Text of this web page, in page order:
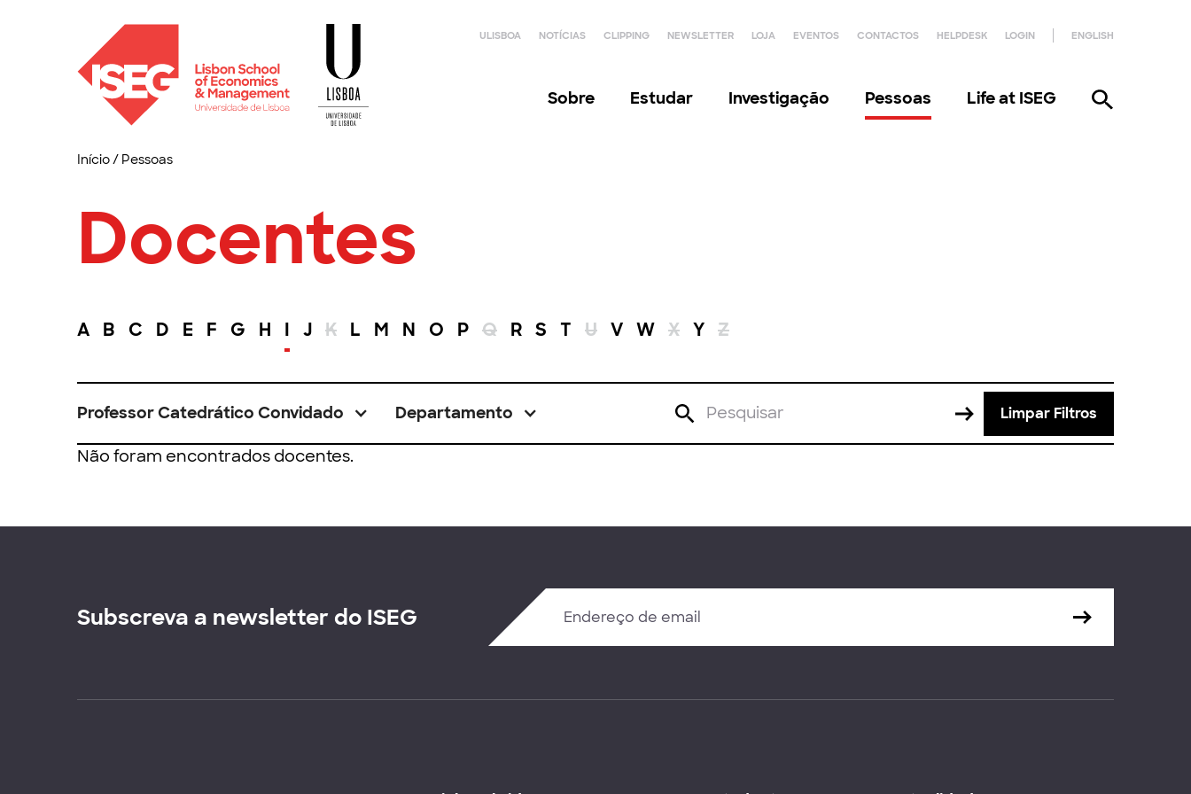
ULISBOA NOTÍCIAS CLIPPING NEWSLETTER LOJA EVENTOS CONTACTOS HELPDESK LOGIN ENGLISH
Sobre Estudar Investigação Pessoas Life at ISEG
Início/ Pessoas
Docentes
A B C D E F G H I J K L M N O P Q R S T U V W X Y Z
Professor Catedrático Convidado Departamento Limpar Filtros
Não foram encontrados docentes.
Subscreva a newsletter do ISEG